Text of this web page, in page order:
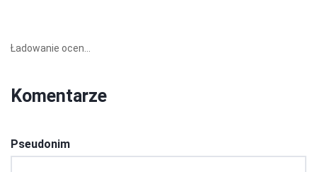
Ładowanie ocen...
Komentarze
Pseudonim